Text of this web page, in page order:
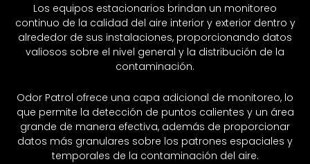
Los equipos estacionarios brindan un monitoreo
continuo de la calidad del aire interior y exterior dentro y
alrededor de sus instalaciones, proporcionando datos
valiosos sobre el nivel general y la distribución de la
contaminación.
Odor Patrol ofrece una capa adicional de monitoreo, lo
que permite la detección de puntos calientes y un área
grande de manera efectiva, además de proporcionar
datos más granulares sobre los patrones espaciales y
temporales de la contaminación del aire.